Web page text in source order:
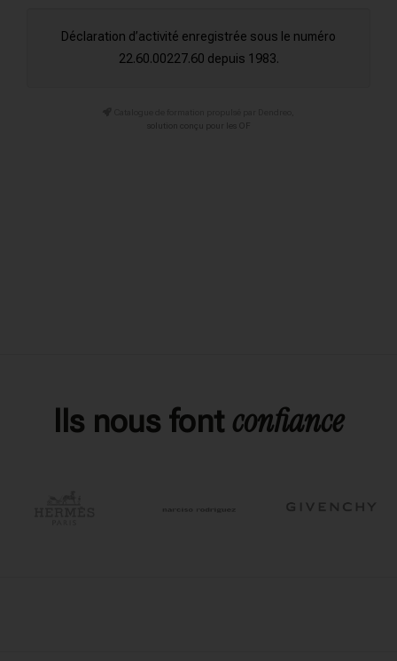
Déclaration d’activité enregistrée sous le numéro
22.60.00227.60 depuis 1983.
solution conçu pour les OF
Ils nous font confiance